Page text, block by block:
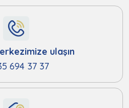
ulaşın
694 37 37